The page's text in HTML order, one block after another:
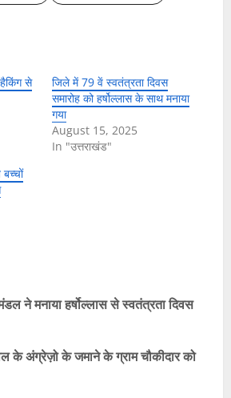
से
जिले में 79 वें स्वतंत्रता दिवस
समारोह को हर्षोल्लास के साथ मनाया
गया
August 15, 2025
In "उत्तराखंड"
ने मनाया हर्षोल्लास से स्वतंत्रता दिवस
के अंग्रेज़ो के जमाने के ग्राम चौकीदार को